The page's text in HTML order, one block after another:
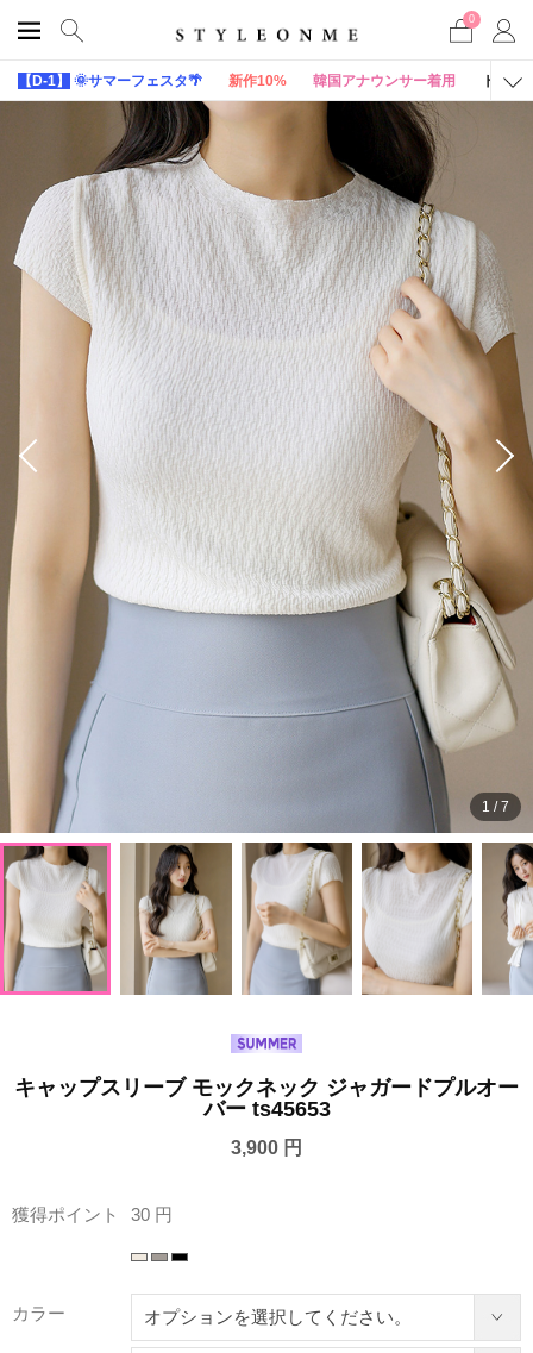
0
【D-1】 🌞サマーフェスタ🌴 新作10% 韓国アナウンサー着用 トップ
1 /7
キャップスリーブ モックネック ジャガードプルオー
バー ts45653
3,900 円
獲得ポイント 30 円
カラー